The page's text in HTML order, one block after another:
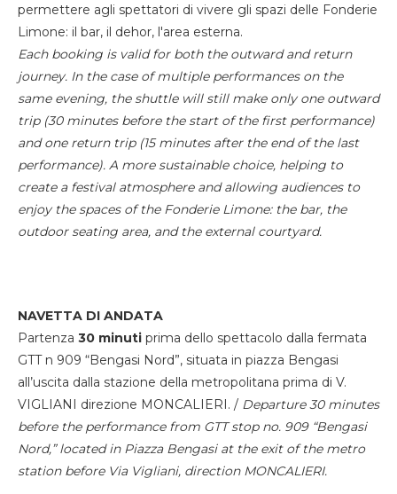
permettere agli spettatori di vivere gli spazi delle Fonderie
Limone: il bar, il dehor, l'area esterna.
Each booking is valid for both the outward and return
journey. In the case of multiple performances on the
same evening, the shuttle will still make only one outward
trip (30 minutes before the start of the first performance)
and one return trip (15 minutes after the end of the last
performance). A more sustainable choice, helping to
create a festival atmosphere and allowing audiences to
enjoy the spaces of the Fonderie Limone: the bar, the
outdoor seating area, and the external courtyard.
NAVETTA DI ANDATA
Partenza 30 minuti prima dello spettacolo dalla fermata
GTT n 909 “Bengasi Nord”, situata in piazza Bengasi
all’uscita dalla stazione della metropolitana prima di V.
VIGLIANI direzione MONCALIERI. / Departure 30 minutes
before the performance from GTT stop no. 909 “Bengasi
Nord,” located in Piazza Bengasi at the exit of the metro
station before Via Vigliani, direction MONCALIERI.